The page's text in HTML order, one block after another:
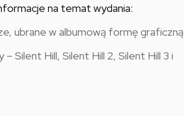
na temat wydania:
ubrane w albumową formę graficzną
Silent Hill, Silent Hill 2, Silent Hill 3 i